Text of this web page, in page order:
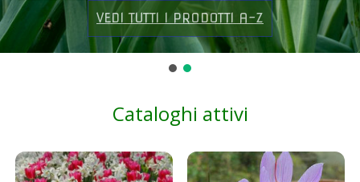
VEDI TUTTI I PRODOTTI A-Z
VEDI TUTTI I PRODOTTI A-Z
Cataloghi attivi